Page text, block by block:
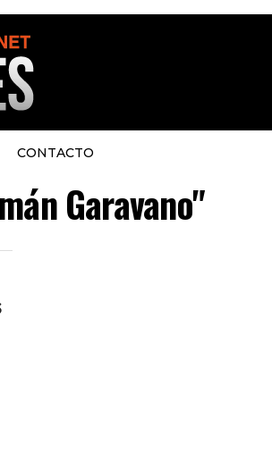
CONTACTO
Garavano"